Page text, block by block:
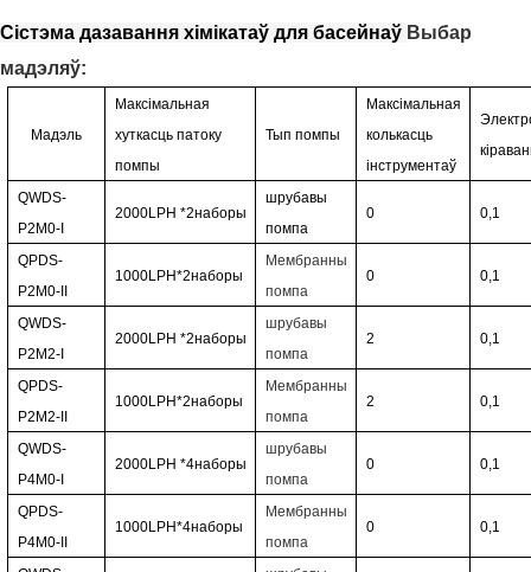
Сістэма дазавання хімікатаў для басейнаў Выбар
мадэляў:
Мадэль
Максімальная
хуткасць патоку
помпы
Тып помпы
Максімальная
колькасць
інструментаў
QWDS-
P2M0-I
2000LPH *2наборы
шрубавы
помпа
0 0,1
QPDS-
P2M0-II
1000LPH*2наборы
Мембранны
помпа
0 0,1
QWDS-
P2M2-I
2000LPH *2наборы
шрубавы
помпа
2 0,1
QPDS-
P2M2-II
1000LPH*2наборы
Мембранны
помпа
2 0,1
QWDS-
P4M0-I
2000LPH *4наборы
шрубавы
помпа
0 0,1
QPDS-
P4M0-II
1000LPH*4наборы
Мембранны
помпа
0 0,1